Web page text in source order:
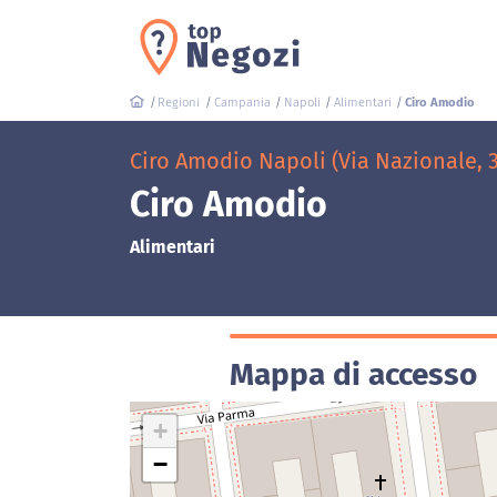
Regioni Campania Napoli Alimentari Ciro Amodio
Ciro Amodio Napoli (Via Nazionale,
Ciro Amodio
Alimentari
Mappa di accesso
+
−